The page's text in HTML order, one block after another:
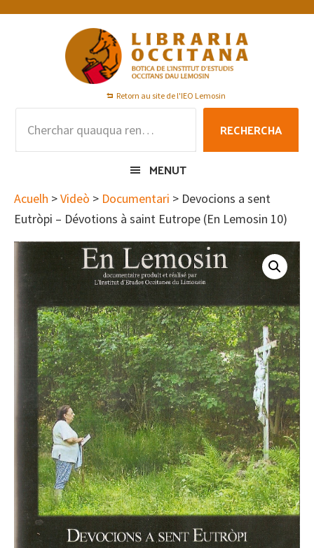
Skip
Skip
Skip
Retorn au site de l'IEO Lemosin
RECHERCHA
MENUT
Acuelh >Videò > Documentari > Devocions a sent
Eutròpi – Dévotions à saint Eutrope (En Lemosin 10)